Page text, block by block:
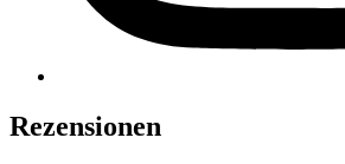
Rezensionen